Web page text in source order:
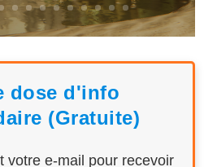
dose d'info
(Gratuite)
votre e-mail pour recevoir